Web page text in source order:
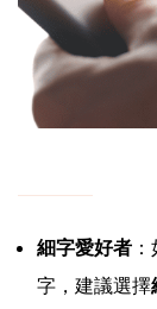
細字愛好者
字，建議選擇